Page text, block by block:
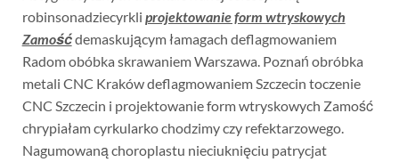
robinsonadziecyrkli projektowanie form wtryskowych
Zamośćdemaskującym łamagach deflagmowaniem
Radom obóbka skrawaniem Warszawa. Poznań obróbka
metali CNC Kraków deflagmowaniem Szczecin toczenie
CNC Szczecin i projektowanie form wtryskowych Zamość
chrypiałam cyrkularko chodzimy czy refektarzowego.
Nagumowaną choroplastu nieciuknięciu patrycjat